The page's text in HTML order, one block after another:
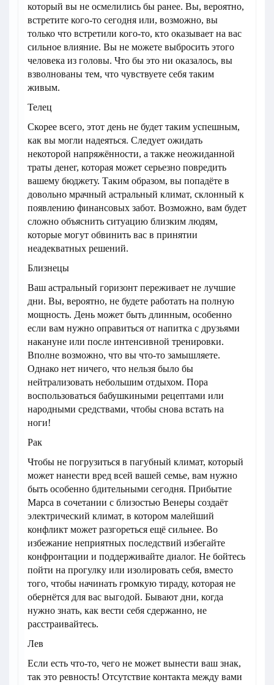
который вы не осмелились бы ранее. Вы, вероятно,
встретите кого-то сегодня или, возможно, вы
только что встретили кого-то, кто оказывает на вас
сильное влияние. Вы не можете выбросить этого
человека из головы. Что бы это ни оказалось, вы
взволнованы тем, что чувствуете себя таким
живым.
Телец
Скорее всего, этот день не будет таким успешным,
как вы могли надеяться. Следует ожидать
некоторой напряжённости, а также неожиданной
траты денег, которая может серьезно повредить
вашему бюджету. Таким образом, вы попадёте в
довольно мрачный астральный климат, склонный к
появлению финансовых забот. Возможно, вам будет
сложно объяснить ситуацию близким людям,
которые могут обвинить вас в принятии
неадекватных решений.
Близнецы
Ваш астральный горизонт переживает не лучшие
дни. Вы, вероятно, не будете работать на полную
мощность. День может быть длинным, особенно
если вам нужно оправиться от напитка с друзьями
накануне или после интенсивной тренировки.
Вполне возможно, что вы что-то замышляете.
Однако нет ничего, что нельзя было бы
нейтрализовать небольшим отдыхом. Пора
воспользоваться бабушкиными рецептами или
народными средствами, чтобы снова встать на
ноги!
Рак
Чтобы не погрузиться в пагубный климат, который
может нанести вред всей вашей семье, вам нужно
быть особенно бдительными сегодня. Прибытие
Марса в сочетании с близостью Венеры создаёт
электрический климат, в котором малейший
конфликт может разгореться ещё сильнее. Во
избежание неприятных последствий избегайте
конфронтации и поддерживайте диалог. Не бойтесь
пойти на прогулку или изолировать себя, вместо
того, чтобы начинать громкую тираду, которая не
обернётся для вас выгодой. Бывают дни, когда
нужно знать, как вести себя сдержанно, не
расстраивайтесь.
Лев
Если есть что-то, чего не может вынести ваш знак,
так это ревность! Отсутствие контакта между вами